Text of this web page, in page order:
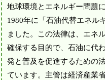
地球環境とエネルギー問題
1980年に「石油代替エネル
ました。この法律は、エネ
確保する目的で、石油に代
発と普及を促進するための
ています。主管は経済産業省